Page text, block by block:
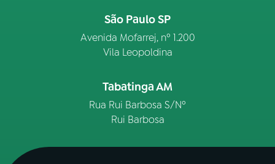
São Paulo SP
Avenida Mofarrej, nº 1.200
Vila Leopoldina
Tabatinga AM
Rua Rui Barbosa S/Nº
Rui Barbosa